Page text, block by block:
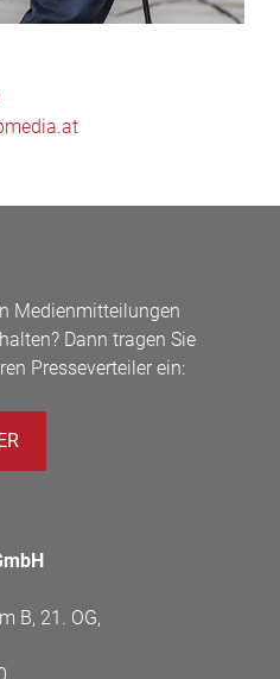
Medienmitteilungen
Dann tragen Sie
Presseverteiler ein:
B, 21. OG,